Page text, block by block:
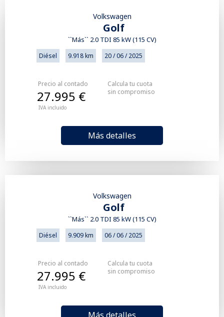
Volkswagen
Golf
``Más`` 2.0 TDI 85 kW (115 CV)
Diésel 9.918 km 20 / 06 / 2025
Precio al contado
IVA incluido
27.995 €
Más detalles
Calcula tu cuota
sin compromiso
Volkswagen
Golf
``Más`` 2.0 TDI 85 kW (115 CV)
Diésel 9.909 km 06 / 06 / 2025
Precio al contado
IVA incluido
27.995 €
Calcula tu cuota
sin compromiso